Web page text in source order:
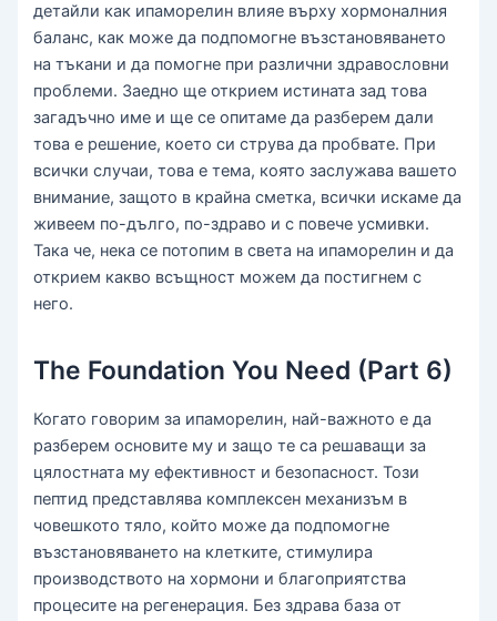
детайли как ипаморелин влияе върху хормоналния
баланс, как може да подпомогне възстановяването
на тъкани и да помогне при различни здравословни
проблеми. Заедно ще открием истината зад това
загадъчно име и ще се опитаме да разберем дали
това е решение, което си струва да пробвате. При
всички случаи, това е тема, която заслужава вашето
внимание, защото в крайна сметка, всички искаме да
живеем по-дълго, по-здраво и с повече усмивки.
Така че, нека се потопим в света на ипаморелин и да
открием какво всъщност можем да постигнем с
него.
The Foundation You Need (Part 6)
Когато говорим за ипаморелин, най-важното е да
разберем основите му и защо те са решаващи за
цялостната му ефективност и безопасност. Този
пептид представлява комплексен механизъм в
човешкото тяло, който може да подпомогне
възстановяването на клетките, стимулира
производството на хормони и благоприятства
процесите на регенерация. Без здрава база от